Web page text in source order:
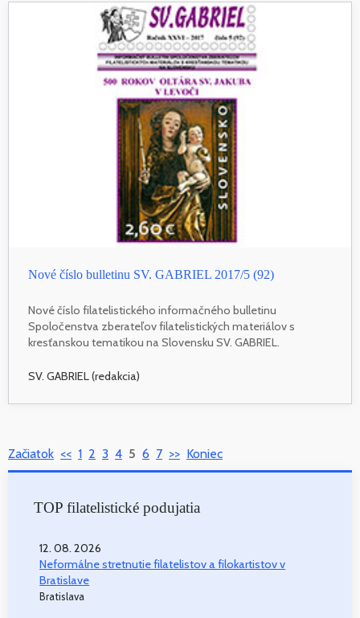
Nové číslo bulletinu SV. GABRIEL 2017/5 (92)
Nové číslo filatelistického informačného bulletinu
Spoločenstva zberateľov filatelistických materiálov s
kresťanskou tematikou na Slovensku SV. GABRIEL.
SV. GABRIEL (redakcia)
Začiatok << 1 2 3 4 5 6 7 >> Koniec
TOP filatelistické podujatia
12. 08. 2026
Neformálne stretnutie filatelistov a filokartistov v
Bratislave
Bratislava